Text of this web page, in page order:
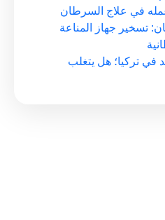
عمله في علاج السرطان
تسخير جهاز المناعة
في تركيا؛ هل يتغلب